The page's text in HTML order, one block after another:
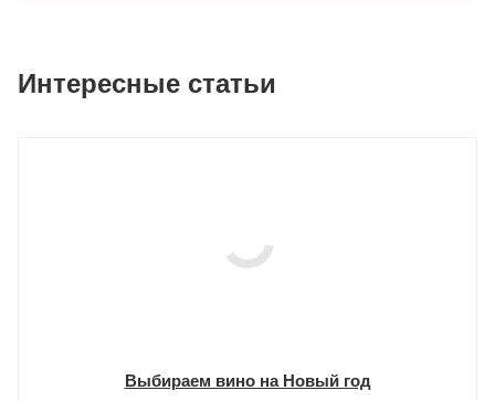
Интересные статьи
Выбираем вино на Новый год